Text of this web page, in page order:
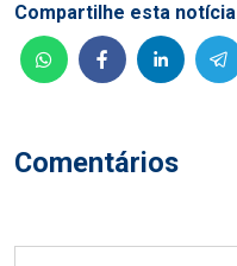
Comentários
Compartilhe esta notícia